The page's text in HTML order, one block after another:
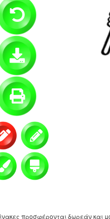
προσφέρονται δωρεάν και